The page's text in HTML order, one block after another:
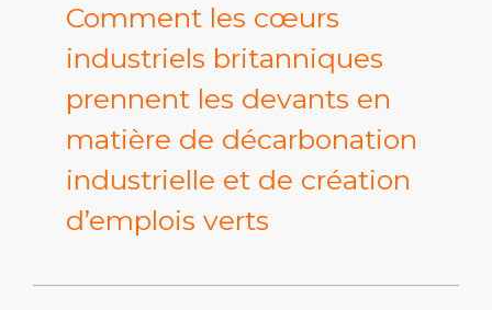
Comment les cœurs
industriels britanniques
prennent les devants en
matière de décarbonation
industrielle et de création
d’emplois verts